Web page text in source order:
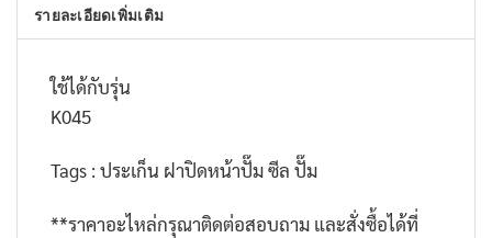
รายละเอียดเพิ่มเติม
ใช้ได้กับรุ่น
K045
Tags : ประเก็น ฝาปิดหน้าปั๊ม ซีล ปั๊ม
**ราคาอะไหล่กรุณาติดต่อสอบถาม และสั่งซื้อได้ที่